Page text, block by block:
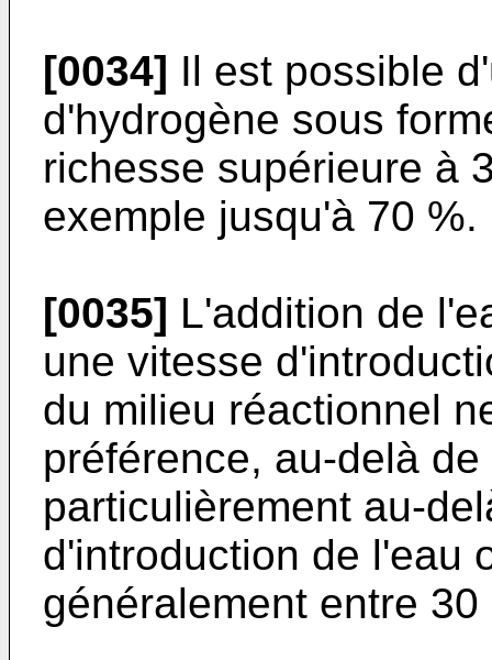
[0034] Il est possible
d'hydrogène sous
richesse supérieure à
exemple jusqu'à 70 %.
[0035] L'addition de
une vitesse
du milieu réactionnel
préférence, au-delà de
particulièrement au-
d'introduction de l'eau
généralement entre